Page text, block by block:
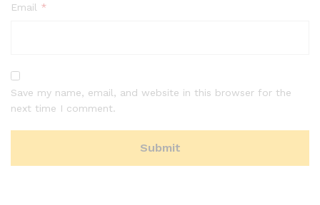
Email *
Save my name, email, and website in this browser for the
next time I comment.